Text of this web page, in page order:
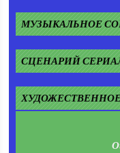
МУЗЫКАЛЬНОЕ
СЦЕНАРИЙ